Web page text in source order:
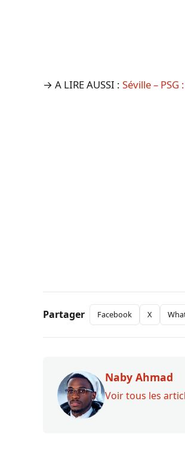
→ A LIRE AUSSI : Séville –
Partager Facebook X
Naby Ahmad
Voir tous les